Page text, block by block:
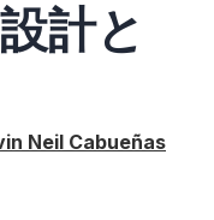
計と
Neil Cabueñas